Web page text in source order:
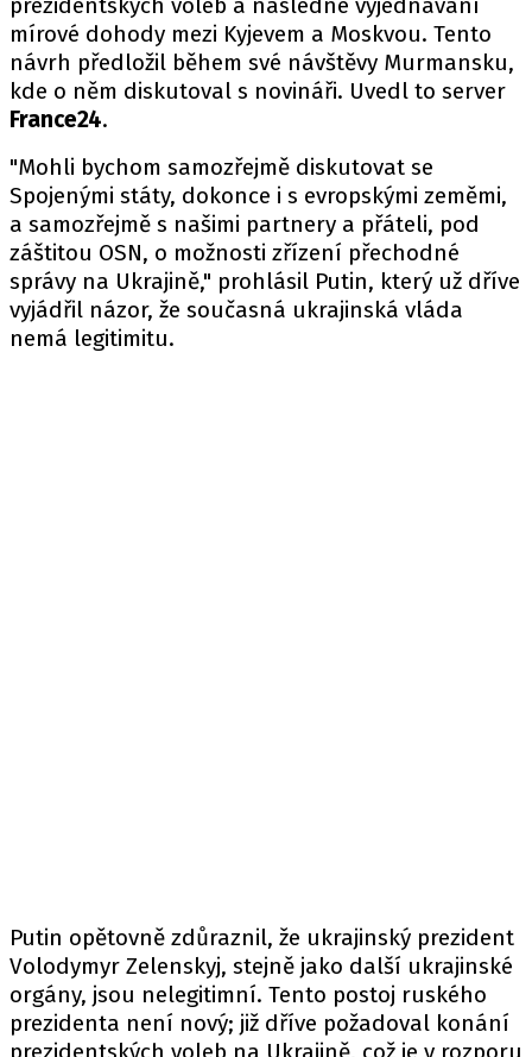
mírové dohody mezi Kyjevem a Moskvou. Tento
návrh předložil během své návštěvy Murmansku,
kde o něm diskutoval s novináři. Uvedl to server
France24.
"Mohli bychom samozřejmě diskutovat se
Spojenými státy, dokonce i s evropskými zeměmi,
a samozřejmě s našimi partnery a přáteli, pod
záštitou OSN, o možnosti zřízení přechodné
správy na Ukrajině," prohlásil Putin, který už dříve
vyjádřil názor, že současná ukrajinská vláda
nemá legitimitu.
Putin opětovně zdůraznil, že ukrajinský prezident
Volodymyr Zelenskyj, stejně jako další ukrajinské
orgány, jsou nelegitimní. Tento postoj ruského
prezidenta není nový; již dříve požadoval konání